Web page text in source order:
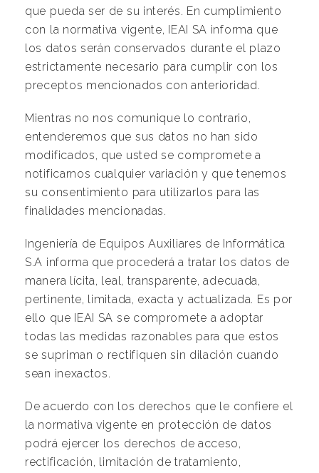
que pueda ser de su interés. En cumplimiento
con la normativa vigente, IEAI SA informa que
los datos serán conservados durante el plazo
estrictamente necesario para cumplir con los
preceptos mencionados con anterioridad.
Mientras no nos comunique lo contrario,
entenderemos que sus datos no han sido
modificados, que usted se compromete a
notificarnos cualquier variación y que tenemos
su consentimiento para utilizarlos para las
finalidades mencionadas.
Ingeniería de Equipos Auxiliares de Informática
S.A informa que procederá a tratar los datos de
manera lícita, leal, transparente, adecuada,
pertinente, limitada, exacta y actualizada. Es por
ello que IEAI SA se compromete a adoptar
todas las medidas razonables para que estos
se supriman o rectifiquen sin dilación cuando
sean inexactos.
De acuerdo con los derechos que le confiere el
la normativa vigente en protección de datos
podrá ejercer los derechos de acceso,
rectificación, limitación de tratamiento,